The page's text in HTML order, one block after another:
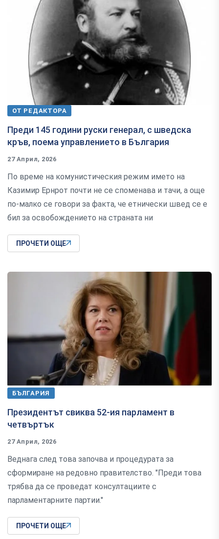
ОТ РЕДАКТОРА
Преди 145 години руски генерал, с шведска
кръв, поема управлението в България
27 Април, 2026
По време на комунистическия режим името на
Казимир Ернрот почти не се споменава и тачи, а още
по-малко се говори за факта, че етнически швед се е
бил за освобождението на страната ни
ПРОЧЕТИ ОЩЕ
БЪЛГАРИЯ
Президентът свиква 52-ия парламент в
четвъртък
27 Април, 2026
Веднага след това започва и процедурата за
сформиране на редовно правителство. "Преди това
трябва да се проведат консултациите с
парламентарните партии."
ПРОЧЕТИ ОЩЕ